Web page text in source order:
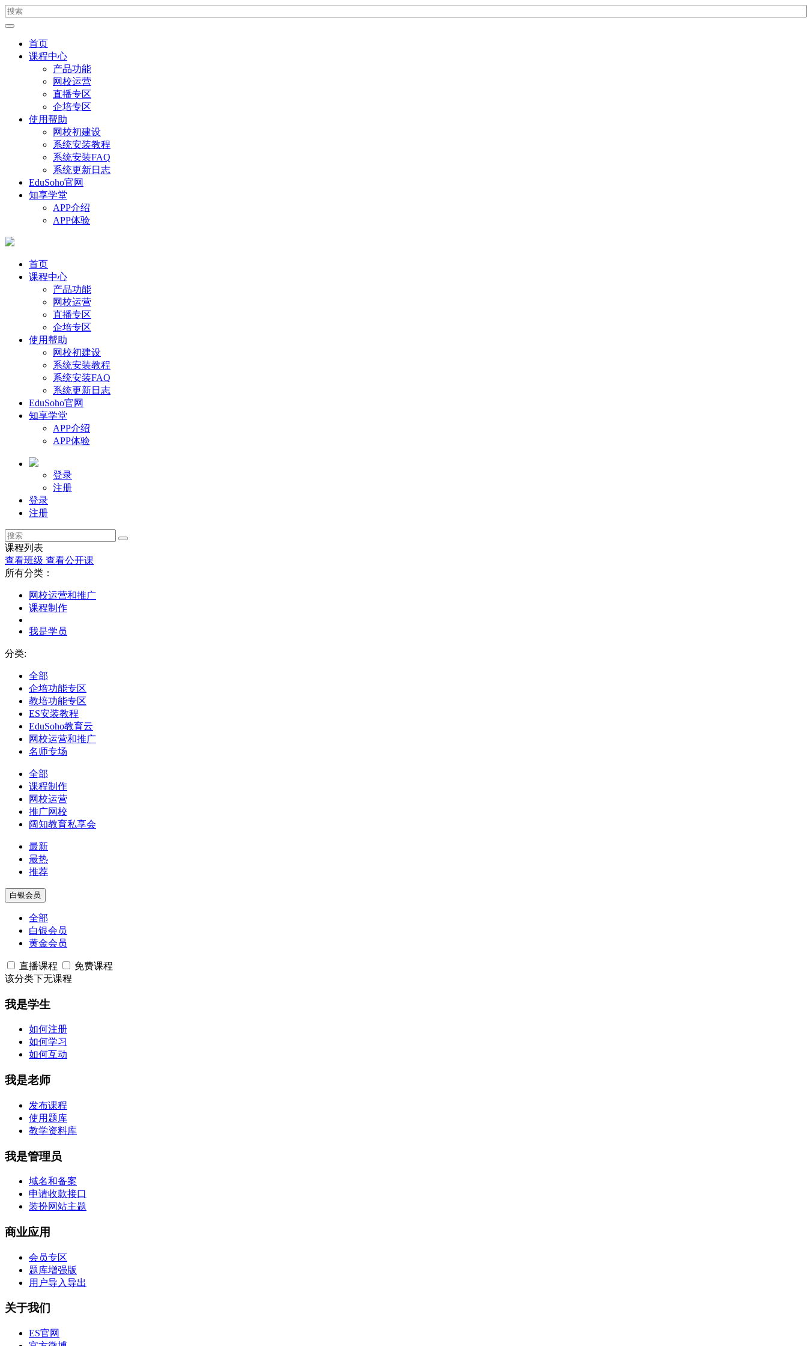
首页
课程中心
产品功能
网校运营
直播专区
企培专区
使用帮助
网校初建设
系统安装教程
系统安装FAQ
系统更新日志
EduSoho官网
知享学堂
APP介绍
APP体验
首页
课程中心
产品功能
网校运营
直播专区
企培专区
使用帮助
网校初建设
系统安装教程
系统安装FAQ
系统更新日志
EduSoho官网
知享学堂
APP介绍
APP体验
登录
注册
登录
注册
课程列表
查看班级 查看公开课
所有分类：
网校运营和推广
课程制作
我是学员
分类:
全部
企培功能专区
教培功能专区
ES安装教程
EduSoho教育云
网校运营和推广
名师专场
全部
课程制作
网校运营
推广网校
阔知教育私享会
最新
最热
推荐
白银会员
全部
白银会员
黄金会员
直播课程
免费课程
该分类下无课程
我是学生
如何注册
如何学习
如何互动
我是老师
发布课程
使用题库
教学资料库
我是管理员
域名和备案
申请收款接口
装扮网站主题
商业应用
会员专区
题库增强版
用户导入导出
关于我们
ES官网